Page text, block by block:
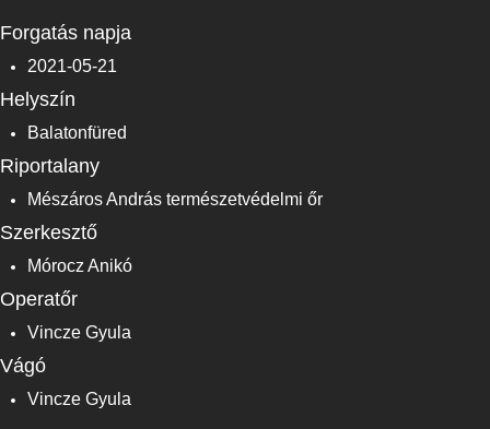
Forgatás napja
2021-05-21
Helyszín
Balatonfüred
Riportalany
Mészáros András természetvédelmi őr
Szerkesztő
Mórocz Anikó
Operatőr
Vincze Gyula
Vágó
Vincze Gyula